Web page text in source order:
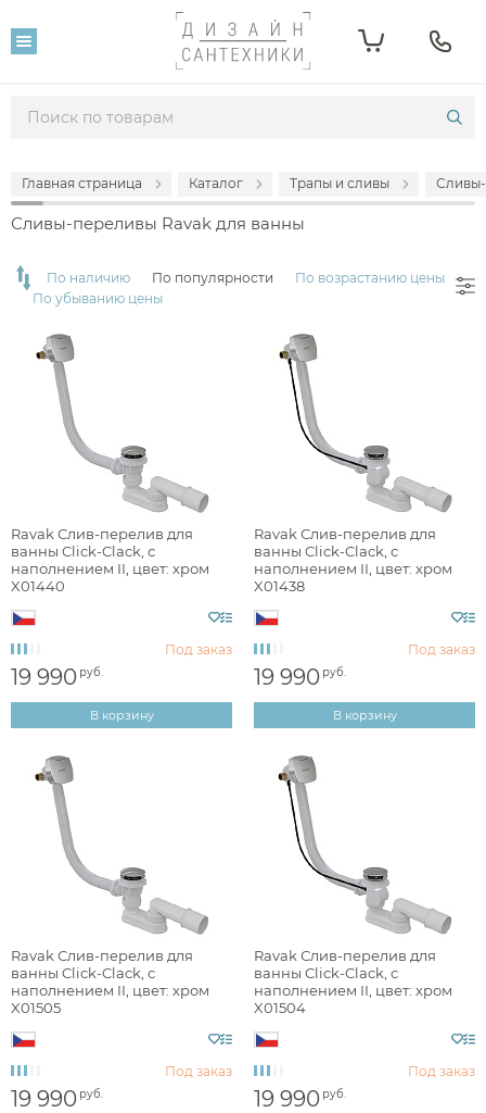
Главная страница Каталог Трапы и сливы
Сливы-переливы Ravak для ванны
Фильтр
5 990 19 990
Производитель
Ravak
есть в наличии
хром
Стилистика дизайна
hi-tech
Назначение
По наличию По популярности
По возрастанию цены
По убыванию цены
Ravak Слив-перелив для
ванны Click-Clack, с
наполнением II, цвет: хром
X01440
Под заказ
19 990 руб.
В корзину
Ravak Слив-перелив для
ванны Click-Clack, с
наполнением II, цвет: хром
X01438
Под заказ
19 990 руб.
В корзину
Ravak Слив-перелив для
ванны Click-Clack, с
наполнением II, цвет: хром
X01505
Под заказ
19 990 руб.
Ravak Слив-перелив для
ванны Click-Clack, с
наполнением II, цвет: хром
X01504
Под заказ
19 990 руб.